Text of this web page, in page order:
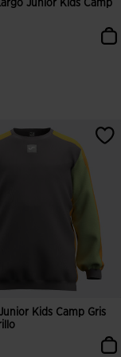
Junior Kids Camp
Kids Camp Gris